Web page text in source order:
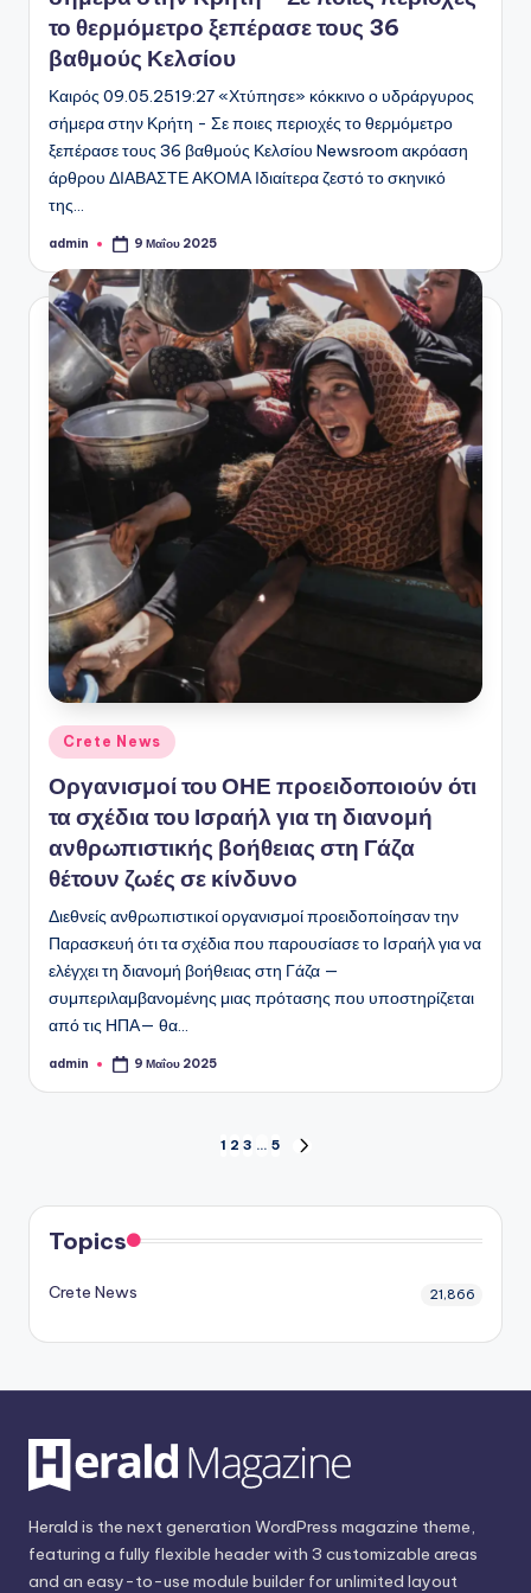
το θερμόμετρο ξεπέρασε τους 36
βαθμούς Κελσίου
Καιρός 09.05.2519:27 «Χτύπησε» κόκκινο ο υδράργυρος
σήμερα στην Κρήτη - Σε ποιες περιοχές το θερμόμετρο
ξεπέρασε τους 36 βαθμούς Κελσίου Newsroom ακρόαση
άρθρου ΔΙΑΒΑΣΤΕ ΑΚΟΜΑ Ιδιαίτερα ζεστό το σκηνικό
της…
Συγγραφέας:
admin 9 Μαΐου 2025
Αναρτήθηκε
σε
Crete News
Οργανισμοί του ΟΗΕ προειδοποιούν ότι
τα σχέδια του Ισραήλ για τη διανομή
ανθρωπιστικής βοήθειας στη Γάζα
θέτουν ζωές σε κίνδυνο
Διεθνείς ανθρωπιστικοί οργανισμοί προειδοποίησαν την
Παρασκευή ότι τα σχέδια που παρουσίασε το Ισραήλ για να
ελέγχει τη διανομή βοήθειας στη Γάζα —
συμπεριλαμβανομένης μιας πρότασης που υποστηρίζεται
από τις ΗΠΑ— θα…
Συγγραφέας:
admin 9 Μαΐου 2025
Σελιδοποίηση
άρθρων
1 2 3 … 5
Topics
Crete News 21,866
Herald is the next generation WordPress magazine theme,
featuring a fully flexible header with 3 customizable areas
and an easy-to-use module builder for unlimited layout